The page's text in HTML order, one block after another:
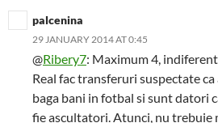
palcenina
29 JANUARY 2014 AT 0:45
@Ribery7: Maximum 4, indiferent
Real fac transferuri suspectate
baga bani in fotbal si sunt datori
fie ascultatori. Atunci, nu trebuie